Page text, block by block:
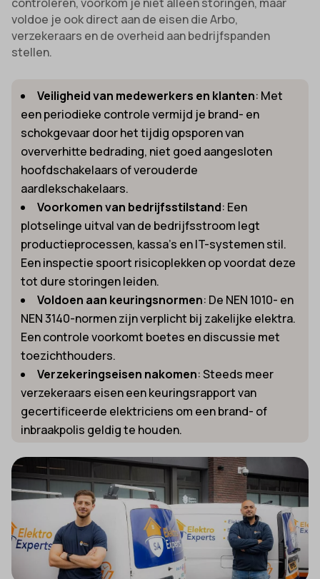
voldoe je ook direct aan de eisen die Arbo,
verzekeraars en de overheid aan bedrijfspanden
stellen.
Veiligheid van medewerkers en klanten: Met
een periodieke controle vermijd je brand- en
schokgevaar door het tijdig opsporen van
oververhitte bedrading, niet goed aangesloten
hoofdschakelaars of verouderde
aardlekschakelaars.
Voorkomen van bedrijfsstilstand: Een
plotselinge uitval van de bedrijfsstroom legt
productieprocessen, kassa’s en IT-systemen stil.
Een inspectie spoort risicoplekken op voordat deze
tot dure storingen leiden.
Voldoen aan keuringsnormen: De NEN 1010- en
NEN 3140-normen zijn verplicht bij zakelijke elektra.
Een controle voorkomt boetes en discussie met
toezichthouders.
Verzekeringseisen nakomen: Steeds meer
verzekeraars eisen een keuringsrapport van
gecertificeerde elektriciens om een brand- of
inbraakpolis geldig te houden.